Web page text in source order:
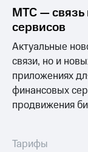
МТС — связь
сервисов
Актуальные
связи, но и
приложениях
финансовых
продвижения
Тарифы